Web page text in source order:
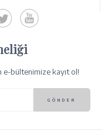
e-bültenimize kayıt ol!